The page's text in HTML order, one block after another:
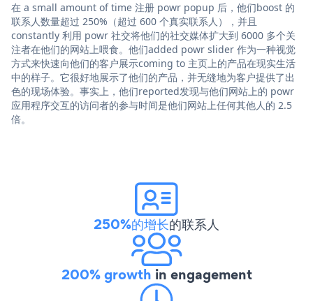
在 a small amount of time 注册 powr popup 后，他们boost 的
联系人数量超过 250%（超过 600 个真实联系人），并且
constantly 利用 powr 社交将他们的社交媒体扩大到 6000 多个关
注者在他们的网站上喂食。他们added powr slider 作为一种视觉
方式来快速向他们的客户展示coming to 主页上的产品在现实生活
中的样子。它很好地展示了他们的产品，并无缝地为客户提供了出
色的现场体验。事实上，他们reported发现与他们网站上的 powr
应用程序交互的访问者的参与时间是他们网站上任何其他人的 2.5
倍。
250%的增长的联系人
200% growth in engagement